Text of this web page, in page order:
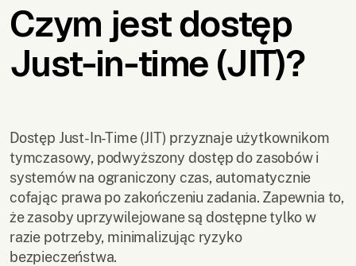
Czym jest dostęp
Just-in-time (JIT)?
Dostęp Just-In-Time (JIT) przyznaje użytkownikom
tymczasowy, podwyższony dostęp do zasobów i
systemów na ograniczony czas, automatycznie
cofając prawa po zakończeniu zadania. Zapewnia to,
że zasoby uprzywilejowane są dostępne tylko w
razie potrzeby, minimalizując ryzyko
bezpieczeństwa.